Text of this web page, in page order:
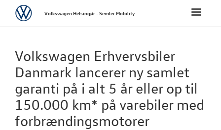
NYE
BRUGTE BILER
Toggle
VolkswagenVolkswagen Helsingør - Semler Mobility
Volkswagen Erhvervsbiler
Danmark lancerer ny samlet
garanti på i alt 5 år eller op til
150.000 km* på varebiler med
forbrændingsmotorer